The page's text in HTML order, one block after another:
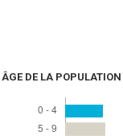
ÂGE DE LA POPULATION